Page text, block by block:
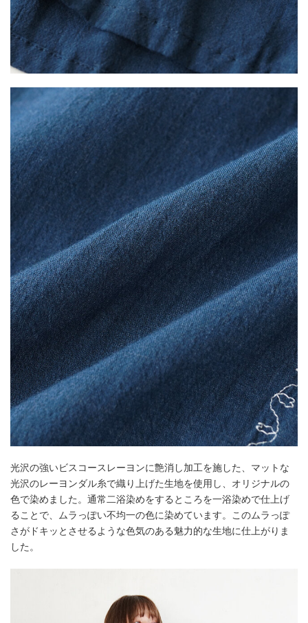
光沢の強いビスコースレーヨンに艶消し加工を施した、マットな
光沢のレーヨンダル糸で織り上げた生地を使用し、オリジナルの
色で染めました。通常二浴染めをするところを一浴染めで仕上げ
ることで、ムラっぽい不均一の色に染めています。このムラっぽ
さがドキッとさせるような色気のある魅力的な生地に仕上がりま
した。